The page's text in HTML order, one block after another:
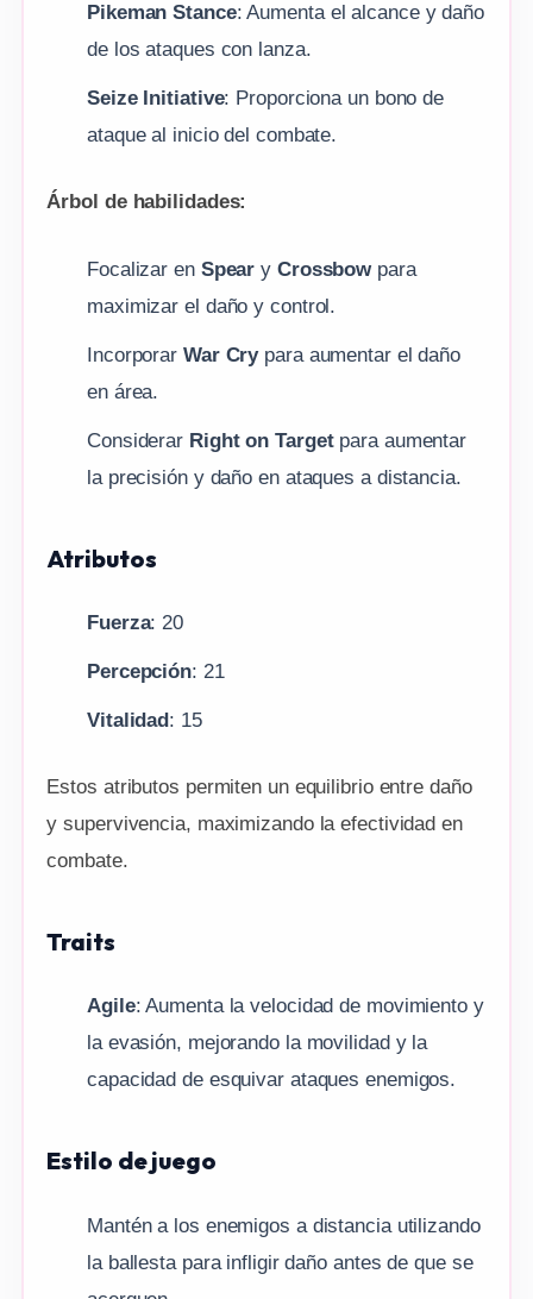
Pikeman Stance: Aumenta el alcance y daño
de los ataques con lanza.
Seize Initiative: Proporciona un bono de
ataque al inicio del combate.
Árbol de habilidades:
Focalizar en Spear y Crossbowpara
maximizar el daño y control.
Incorporar War Crypara aumentar el daño
en área.
Considerar Right on Targetpara aumentar
la precisión y daño en ataques a distancia.
Atributos
Fuerza: 20
Percepción: 21
Vitalidad: 15
Estos atributos permiten un equilibrio entre daño
y supervivencia, maximizando la efectividad en
combate.
Traits
Agile: Aumenta la velocidad de movimiento y
la evasión, mejorando la movilidad y la
capacidad de esquivar ataques enemigos.
Estilo de juego
Mantén a los enemigos a distancia utilizando
la ballesta para infligir daño antes de que se